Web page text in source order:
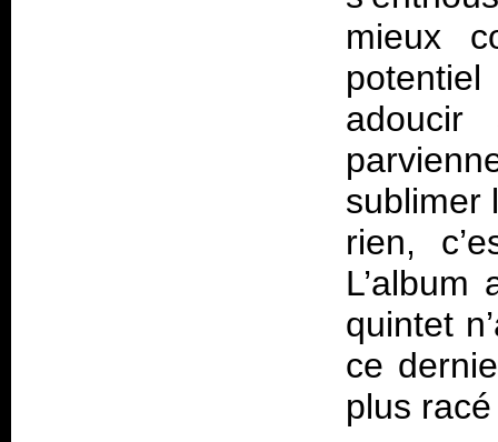
mieux
adoucir
sublimer
rien,
quintet
ce
plus